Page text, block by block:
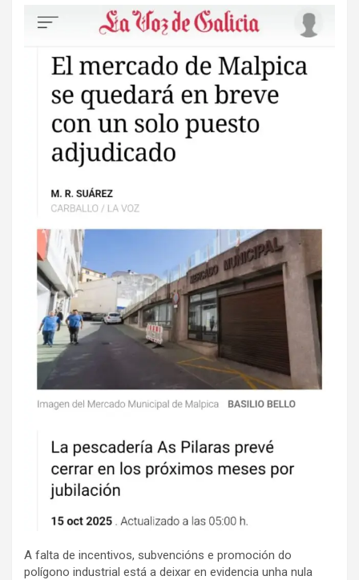
A falta de incentivos, subvencións e promoción do
polígono industrial está a deixar en evidencia unha nula